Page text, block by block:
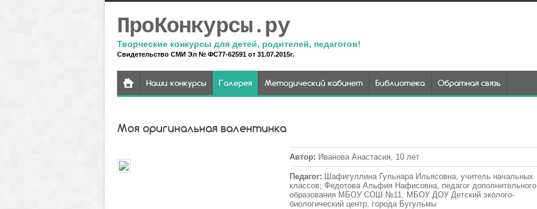
ПроКонкурсы.ру
Творческие конкурсы для детей, родителей, педагогов!
Свидетельство СМИ Эл № ФС77-62591 от 31.07.2015г.
Наши конкурсы Галерея Методический кабинет Библиотека Обратная связь
Моя оригинальная валентинка
Автор: Иванова Анастасия, 10 лет
Педагог: Шафигуллина Гульнара Ильясовна, учитель начальных
классов; Федотова Альфия Нафисовна, педагог дополнительного
образования МБОУ СОШ №11, МБОУ ДОУ Детский эколого-
биологический центр, города Бугульмы